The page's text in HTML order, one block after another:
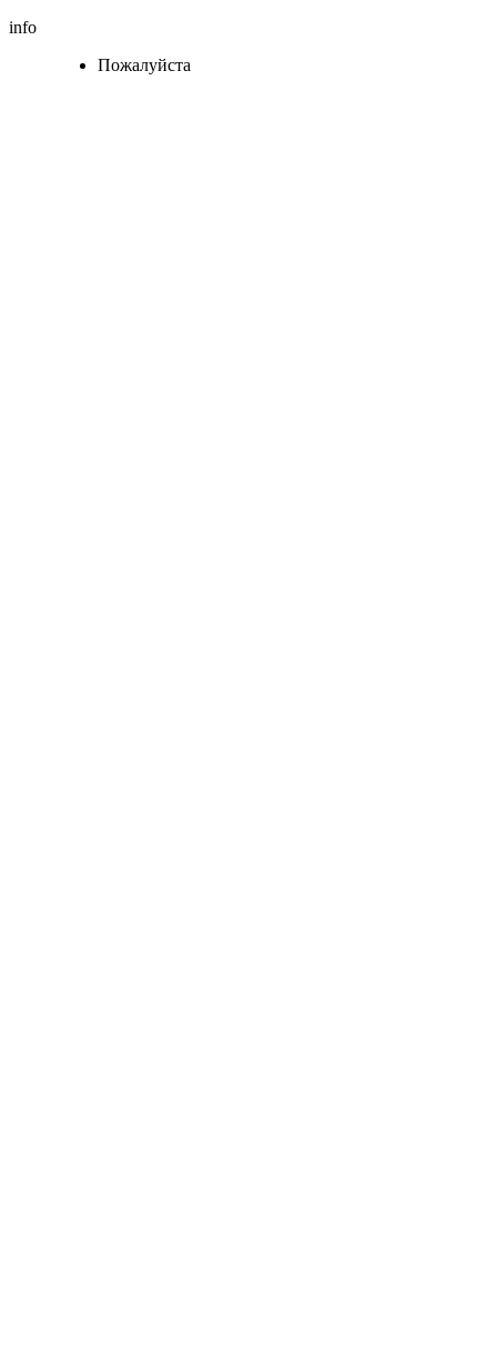
info
Пожалуйста